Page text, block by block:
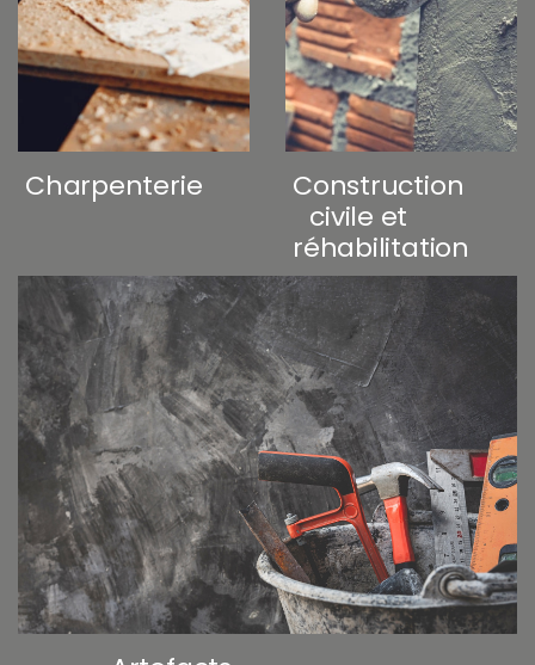
Charpenterie
Construction
civile et
réhabilitation